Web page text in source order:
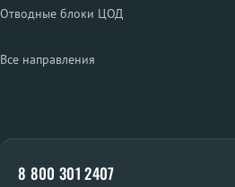
Отводные блоки ЦОД
Все направления
8 800 301 2407